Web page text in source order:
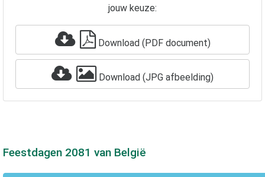
jouw keuze:
Download (PDF document)
Download (JPG afbeelding)
Feestdagen 2081 van België